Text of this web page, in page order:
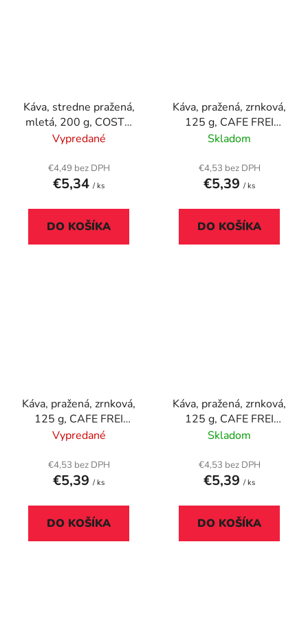
Káva, stredne pražená,
mletá, 200 g, COSTA
"Signature Blend"
Vypredané
€4,49 bez DPH
€5,34 / ks
DO KOŠÍKA
Káva, pražená, zrnková,
125 g, CAFE FREI
"Rímska oriešková
Skladom
€4,53 bez DPH
€5,39 / ks
DO KOŠÍKA
Káva, pražená, zrnková,
125 g, CAFE FREI
"Buenos Aires karamel"
Vypredané
€4,53 bez DPH
€5,39 / ks
DO KOŠÍKA
Káva, pražená, zrnková,
125 g, CAFE FREI
"Kalifornská mandľa" s
Skladom
€4,53 bez DPH
€5,39 / ks
DO KOŠÍKA